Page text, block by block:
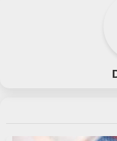
الخاصة
المالية المرتبطة
بقيمة 20.8 مليار يورو، مرتفعاً